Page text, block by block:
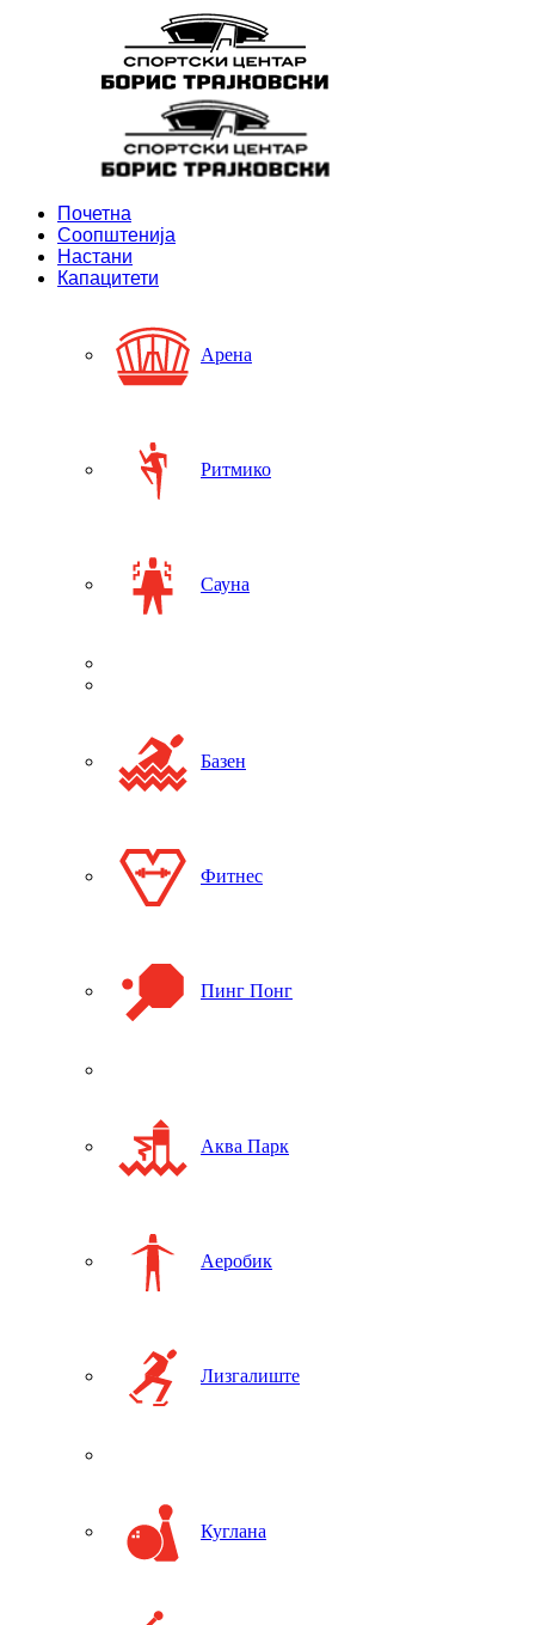
Почетна
Соопштенија
Настани
Капацитети
Арена
Ритмико
Сауна
Базен
Фитнес
Пинг Понг
Аква Парк
Аеробик
Лизгалиште
Куглана